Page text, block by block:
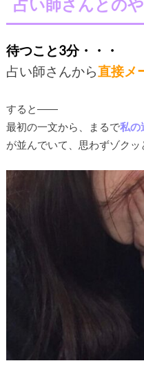
占い師さんとの
待つこと3分・・・
占い師さんから直接メ
すると――
最初の一文から、まるで私の
が並んでいて、思わずゾクッ